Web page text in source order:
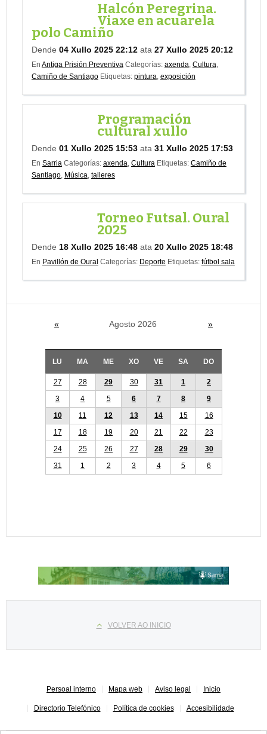
Halcón Peregrina.
Viaxe en acuarela
polo Camiño
Dende 04 Xullo 2025 22:12 ata 27 Xullo 2025 20:12
En Antiga Prisión Preventiva Categorías: axenda, Cultura,
Camiño de Santiago Etiquetas: pintura, exposición
Programación
cultural xullo
Dende 01 Xullo 2025 15:53 ata 31 Xullo 2025 17:53
En Sarria Categorías: axenda, Cultura Etiquetas: Camiño de
Santiago, Música, talleres
Torneo Futsal. Oural
2025
Dende 18 Xullo 2025 16:48 ata 20 Xullo 2025 18:48
En Pavillón de Oural Categorías: Deporte Etiquetas: fútbol sala
« Agosto 2026 »
LU MA ME XO VE SA DO
27 28 29 30 31 1
2
3
4 5 6 7 8
9
10
11 12 13 14 15
16
17
18 19 20 21 22
23
24
25 26 27 28 29
30
31
1 2 3 4 5 6
VOLVER AO INICIO
Persoal interno Mapa web Aviso legal Inicio
Directorio Telefónico Política de cookies Accesibilidade